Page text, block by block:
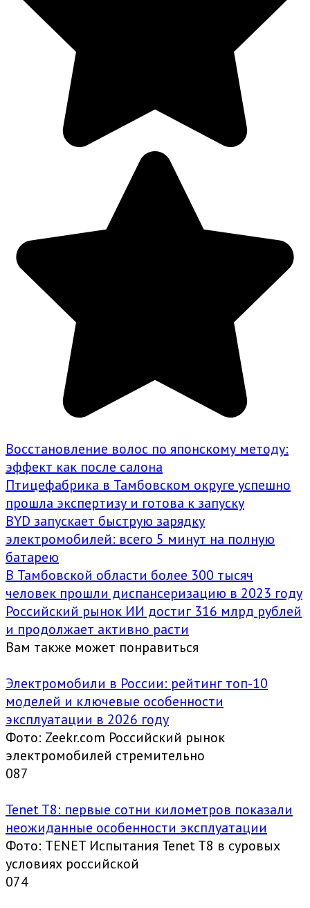
Восстановление волос по японскому методу:
эффект как после салона
Птицефабрика в Тамбовском округе успешно
прошла экспертизу и готова к запуску
BYD запускает быструю зарядку
электромобилей: всего 5 минут на полную
батарею
В Тамбовской области более 300 тысяч
человек прошли диспансеризацию в 2023 году
Российский рынок ИИ достиг 316 млрд рублей
и продолжает активно расти
Вам также может понравиться
Электромобили в России: рейтинг топ-10
моделей и ключевые особенности
эксплуатации в 2026 году
Фото: Zeekr.com Российский рынок
электромобилей стремительно
087
Tenet T8: первые сотни километров показали
неожиданные особенности эксплуатации
Фото: TENET Испытания Tenet T8 в суровых
условиях российской
074